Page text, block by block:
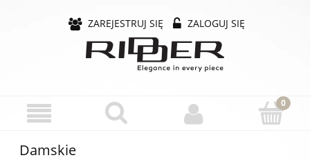
ZAREJESTRUJ SIĘ ZALOGUJ SIĘ
Damskie